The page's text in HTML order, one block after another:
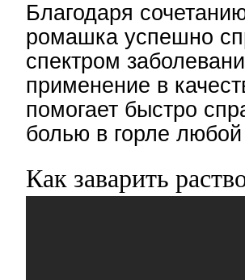
Благодаря
ромашка успешно
спектром
применение в
помогает быстро
болью в горле любой
Как заварить